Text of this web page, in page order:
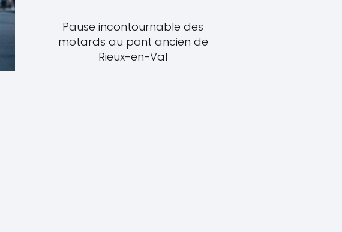
Pause incontournable des
motards au pont ancien de
Rieux-en-Val